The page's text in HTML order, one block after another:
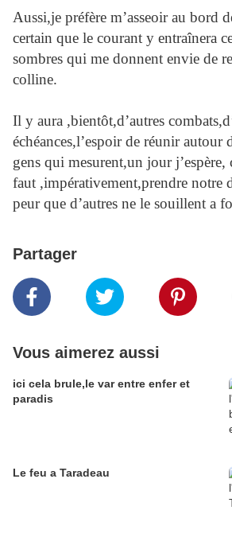
Aussi,je préfère m’asseoir au bord
certain que le courant y entraînera
sombres qui me donnent envie de
colline.
Il y aura ,bientôt,d’autres
échéances,l’espoir de réunir autour
gens qui mesurent,un jour
faut ,impérativement,prendre notre
peur que d’autres ne le souillent a
Partager
Vous aimerez aussi
ici cela brule,le var entre enfer et
paradis
Le feu a Taradeau